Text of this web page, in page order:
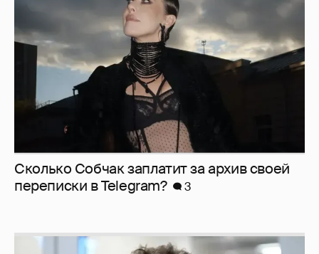
Сколько Собчак заплатит за архив своей
перeписки в Telegram?
3